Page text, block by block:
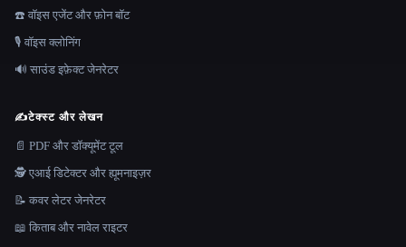
☎️ वॉइस एजेंट और फ़ोन बॉट
🎙️ वॉइस क्लोनिंग
🔊 साउंड इफ़ेक्ट जेनरेटर
✍️टेक्स्ट और लेखन
📄 PDF और डॉक्यूमेंट टूल
🕵️ एआई डिटेक्टर और ह्यूमनाइज़र
📝 कवर लेटर जेनरेटर
📖 किताब और नावेल राइटर